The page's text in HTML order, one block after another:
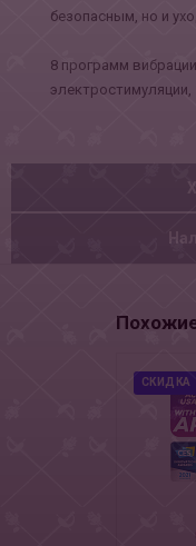
безопасным, но и
8 программ
электростимуляции,
СКИДКА